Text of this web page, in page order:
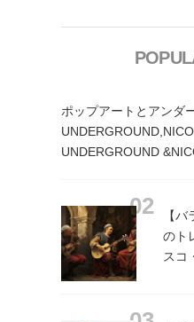
ポップアートとアン
UNDERGROUND
【
のト
スコ